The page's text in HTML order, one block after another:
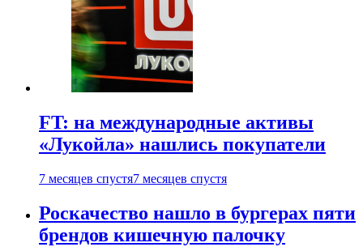
FT: на международные активы
«Лукойла» нашлись покупатели
7 месяцев спустя7 месяцев спустя
Роскачество нашло в бургерах пяти
брендов кишечную палочку